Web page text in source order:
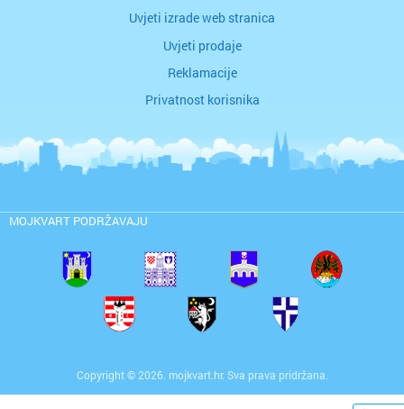
Uvjeti izrade web stranica
Uvjeti prodaje
Reklamacije
Privatnost korisnika
MOJKVART PODRŽAVAJU
Copyright © 2026. mojkvart.hr. Sva prava pridržana.